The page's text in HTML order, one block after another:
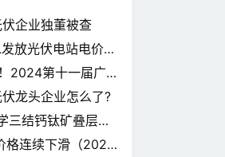
企业独董被查
放光伏电站电价补
2024第十一届广东
龙头企业怎么了?
三结钙钛矿叠层认
格连续下滑（2024.